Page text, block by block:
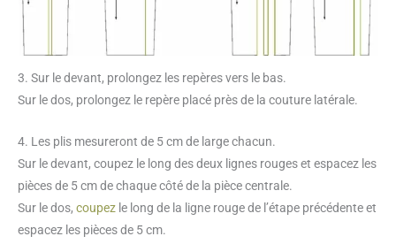
3. Sur le devant, prolongez les repères vers le bas.
Sur le dos, prolongez le repère placé près de la couture latérale.
4. Les plis mesureront de 5 cm de large chacun.
Sur le devant, coupez le long des deux lignes rouges et espacez les
pièces de 5 cm de chaque côté de la pièce centrale.
Sur le dos, coupez le long de la ligne rouge de l’étape précédente et
espacez les pièces de 5 cm.